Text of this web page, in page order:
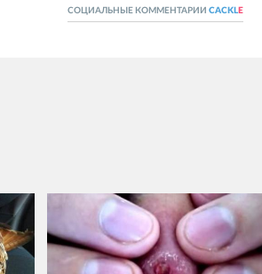
СОЦИАЛЬНЫЕ КОММЕНТАРИИ CACKLE